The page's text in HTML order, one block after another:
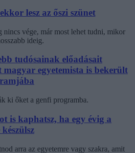
lesz az őszi szünet
nincs vége, már most lehet tudni, mikor
ideig.
tudósainak előadásait
egyetemista is bekerült
ki őket a genfi programba.
is kaphatsz, ha egy évig a
arra az egyetemre vagy szakra, amit